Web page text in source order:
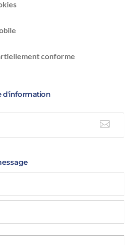
conforme
d'information
